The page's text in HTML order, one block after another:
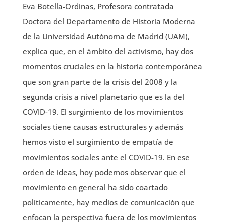
Eva Botella-Ordinas, Profesora contratada
Doctora del Departamento de Historia Moderna
de la Universidad Autónoma de Madrid (UAM),
explica que, en el ámbito del activismo, hay dos
momentos cruciales en la historia contemporánea
que son gran parte de la crisis del 2008 y la
segunda crisis a nivel planetario que es la del
COVID-19. El surgimiento de los movimientos
sociales tiene causas estructurales y además
hemos visto el surgimiento de empatía de
movimientos sociales ante el COVID-19. En ese
orden de ideas, hoy podemos observar que el
movimiento en general ha sido coartado
políticamente, hay medios de comunicación que
enfocan la perspectiva fuera de los movimientos